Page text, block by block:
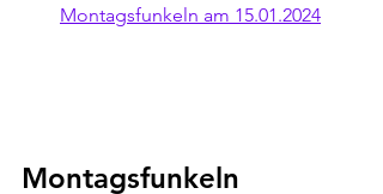
Montagsfunkeln am 15.01.2024
Montagsfunkeln